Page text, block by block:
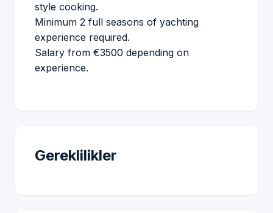
style cooking.
Minimum 2 full seasons of yachting
experience required.
Salary from €3500 depending on
experience.
Gereklilikler